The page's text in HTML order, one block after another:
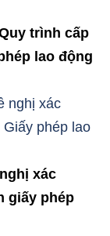
trình cấp
lao động
xác
giấy phép